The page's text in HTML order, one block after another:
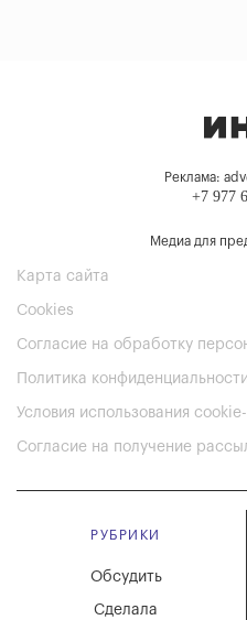
Реклама:
+7 977
Медиа для
Карта сайта
Cookies
Согласие на обработку
Политика конфиденциальности
Условия использования
Согласие на получение
РУБРИКИ
Обсудить
Сделала